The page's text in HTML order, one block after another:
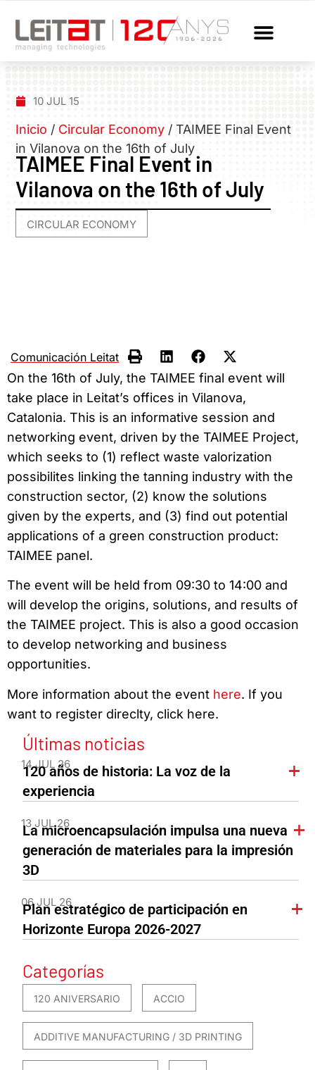
10 JUL 15
Inicio / Circular Economy /TAIMEE Final Event
in Vilanova on the 16th of July
TAIMEE Final Event in
Vilanova on the 16th of July
CIRCULAR ECONOMY
Comunicación Leitat
On the 16th of July, the TAIMEE final event will
take place in Leitat’s offices in Vilanova,
Catalonia. This is an informative session and
networking event, driven by the TAIMEE Project,
which seeks to (1) reflect waste valorization
possibilites linking the tanning industry with the
construction sector, (2) know the solutions
given by the experts, and (3) find out potential
applications of a green construction product:
TAIMEE panel.
The event will be held from 09:30 to 14:00 and
will develop the origins, solutions, and results of
the TAIMEE project. This is also a good occasion
to develop networking and business
opportunities.
More information about the event here. If you
want to register direclty, click here.
Últimas noticias
14 JUL 26
120 años de historia: La voz de la
experiencia
13 JUL 26
La microencapsulación impulsa una nueva
generación de materiales para la impresión
3D
06 JUL 26
Plan estratégico de participación en
Horizonte Europa 2026-2027
Categorías
120 ANIVERSARIO ACCIO
ADDITIVE MANUFACTURING / 3D PRINTING